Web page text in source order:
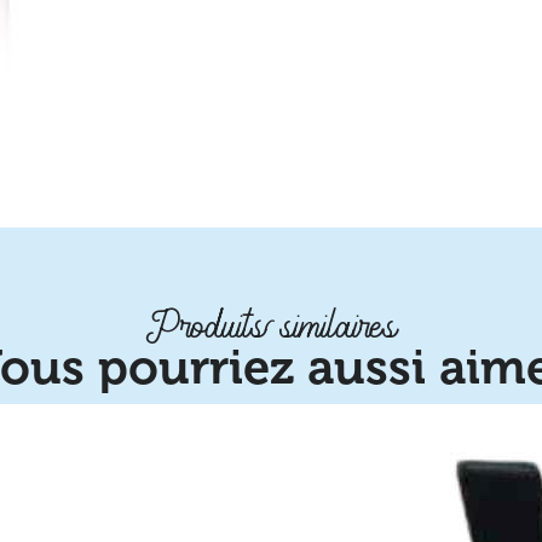
Produits similaires
pourriez aussi